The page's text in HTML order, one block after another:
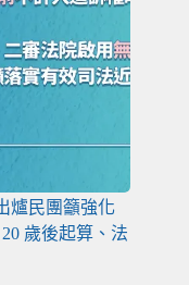
爐民團籲強化
歲後起算、法